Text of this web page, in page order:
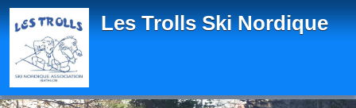
Les Trolls Ski Nordique
Panneau de gestion des cookies